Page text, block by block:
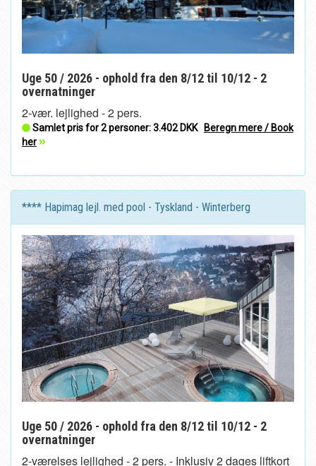
Uge 50 / 2026 - ophold fra den 8/12 til 10/12 - 2
overnatninger
2-vær. lejlighed - 2 pers.
Samlet pris for 2 personer:3.402 DKK
Beregn mere / Book
her
**** Hapimag lejl. med pool - Tyskland - Winterberg
Uge 50 / 2026 - ophold fra den 8/12 til 10/12 - 2
overnatninger
2-værelses lejlighed - 2 pers. - Inklusiv 2 dages liftkort